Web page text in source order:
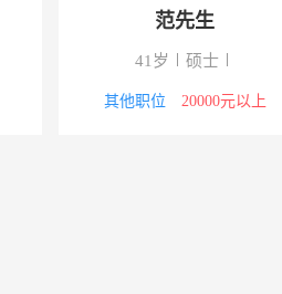
范先生
41岁 硕士
其他职位 20000元以上